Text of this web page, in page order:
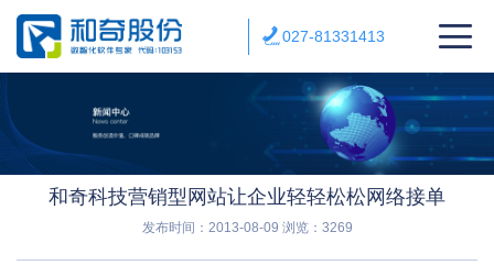
027-81331413
和奇科技营销型网站让企业轻轻松松网络接单
发布时间：2013-08-09 浏览：3269